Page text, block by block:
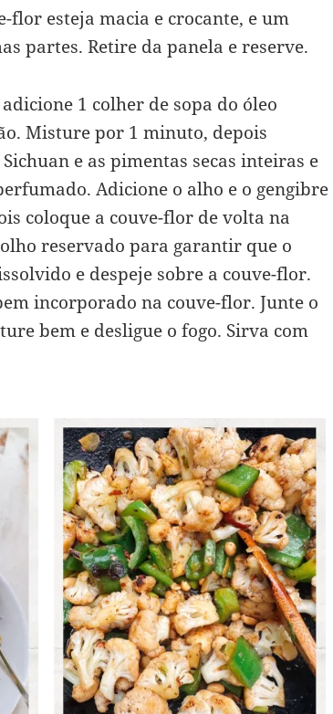
flor esteja macia e crocante, e um
partes. Retire da panela e reserve.
1 colher de sopa do óleo
Misture por 1 minuto, depois
e as pimentas secas inteiras e
Adicione o alho e o gengibre
coloque a couve-flor de volta na
reservado para garantir que o
e despeje sobre a couve-flor.
incorporado na couve-flor. Junte o
bem e desligue o fogo. Sirva com